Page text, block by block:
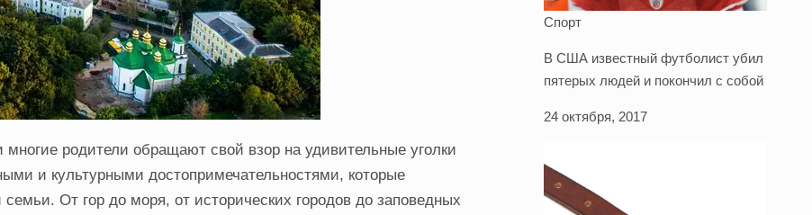
родители обращают свой взор на удивительные уголки
и культурными достопримечательностями, которые
От гор до моря, от исторических городов до заповедных
Спорт
В США известный футболист убил
пятерых людей и покончил с собой
24 октября, 2017